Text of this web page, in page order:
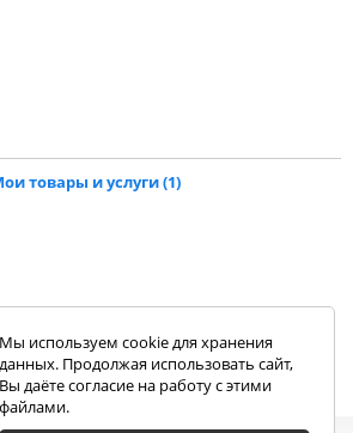
товары и услуги (1)
Мы используем cookie для хранения
данных. Продолжая использовать сайт,
Вы даёте согласие на работу с этими
файлами.